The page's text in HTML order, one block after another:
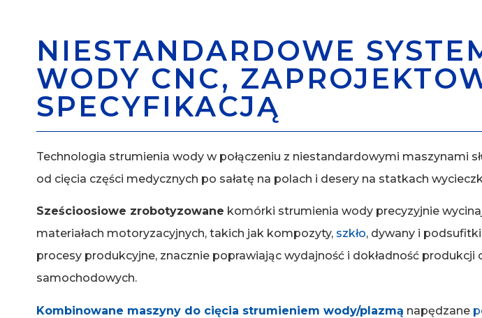
NIESTANDARDOWE
WODY CNC,
SPECYFIKACJĄ
Technologia strumienia wody w połączeniu z niestandardowymi maszynami
od cięcia części medycznych po sałatę na polach i desery na statkach
Sześcioosiowe zrobotyzowane komórki strumienia wody precyzyjnie
materiałach motoryzacyjnych, takich jak kompozyty, szkło, dywany i
procesy produkcyjne, znacznie poprawiając wydajność i dokładność produkcji
samochodowych.
Kombinowane maszyny do cięcia strumieniem wody/plazmą napędzane